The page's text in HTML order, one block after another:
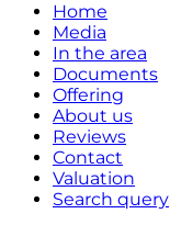
Home
Media
In the area
Documents
Offering
About us
Reviews
Contact
Valuation
Search query